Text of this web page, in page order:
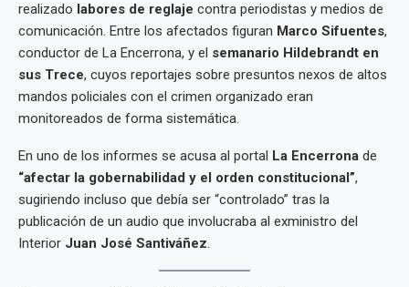
realizado labores de reglaje contra periodistas y medios de
comunicación. Entre los afectados figuran Marco Sifuentes,
conductor de La Encerrona, y el semanario Hildebrandt en
sus Trece, cuyos reportajes sobre presuntos nexos de altos
mandos policiales con el crimen organizado eran
monitoreados de forma sistemática.
En uno de los informes se acusa al portal La Encerrona de
“afectar la gobernabilidad y el orden constitucional”,
sugiriendo incluso que debía ser “controlado” tras la
publicación de un audio que involucraba al exministro del
Interior Juan José Santiváñez.